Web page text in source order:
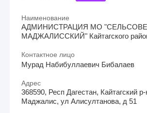
Наименование
АДМИНИСТРАЦИЯ МО
МАДЖАЛИССКИЙ" Кайтагского
Контактное лицо
Мурад Набибуллаевич Бибалаев
Адрес
368590, Респ Дагестан, Кайтагский
Маджалис, ул Алисултанова, д 51